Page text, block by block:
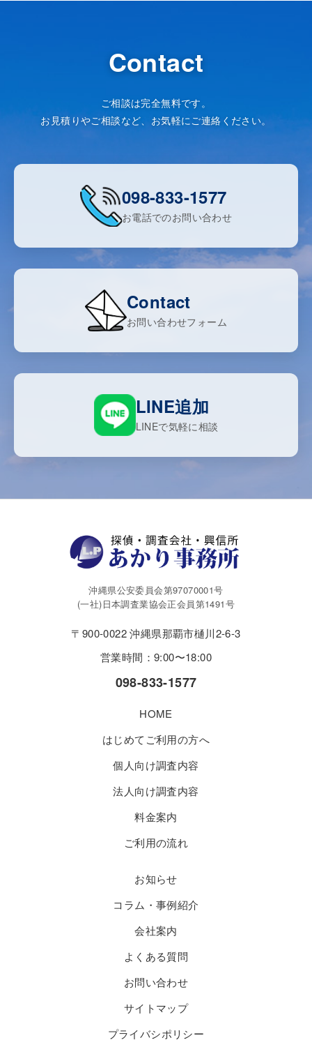
Contact
ご相談は完全無料です。
お見積りやご相談など、お気軽にご連絡ください。
098-833-1577
お電話でのお問い合わせ
Contact
お問い合わせフォーム
LINE追加
LINEで気軽に相談
沖縄県公安委員会第97070001号
(一社)日本調査業協会正会員第1491号
〒900-0022 沖縄県那覇市樋川2-6-3
営業時間：9:00〜18:00
098-833-1577
HOME
はじめてご利用の方へ
個人向け調査内容
法人向け調査内容
料金案内
ご利用の流れ
お知らせ
コラム・事例紹介
会社案内
よくある質問
お問い合わせ
サイトマップ
プライバシポリシー